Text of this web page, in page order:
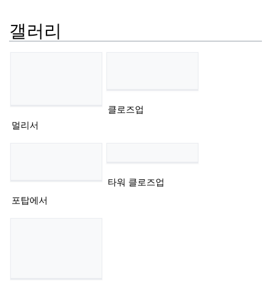
갤러리
멀리서
클로즈업
포탑에서
타워 클로즈업